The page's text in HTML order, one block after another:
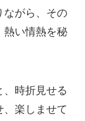
ながら、その
熱い情熱を秘
時折見せる
楽しませて